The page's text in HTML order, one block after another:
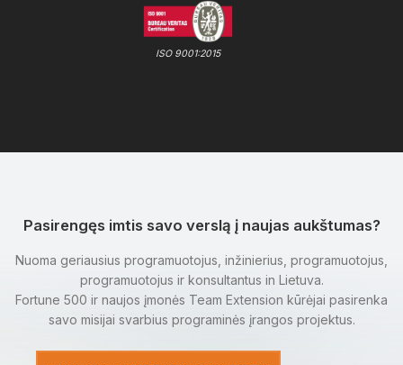
ISO 9001:2015
Pasirengęs imtis savo verslą į naujas aukštumas?
Nuoma geriausius programuotojus, inžinierius, programuotojus,
programuotojus ir konsultantus in Lietuva.
Fortune 500 ir naujos įmonės Team Extension kūrėjai pasirenka
savo misijai svarbius programinės įrangos projektus.